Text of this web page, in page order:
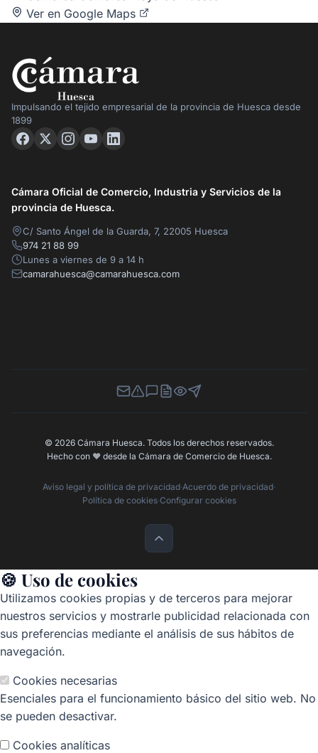
Ver en Google Maps
Impulsando el tejido empresarial de la provincia de Huesca desde
1899
Cámara Oficial de Comercio, Industria y Servicios de la
provincia de Huesca.
C/ Santo Ángel de la Guarda, 7, 22005 Huesca
974 21 88 99
Lunes a viernes de 9 a 14 h
camarahuesca@camarahuesca.com
Newsletter
Canal de Denuncias
Buzón de Sugerencias
Perfil Contratante
Ley de Transparencia
Contacta con nosotros
© 2026 Cámara Huesca. Todos los derechos reservados.
Hecho con ❤️desde la Cámara de Comercio de Huesca.
Aviso legal y política de privacidad·Acuerdo de privacidad·
Política de cookies·Configurar cookies
🍪 Uso de cookies
Utilizamos cookies propias y de terceros para mejorar
nuestros servicios y mostrarle publicidad relacionada con
sus preferencias mediante el análisis de sus hábitos de
navegación.
Cookies necesarias
Esenciales para el funcionamiento básico del sitio web. No
se pueden desactivar.
Cookies analíticas